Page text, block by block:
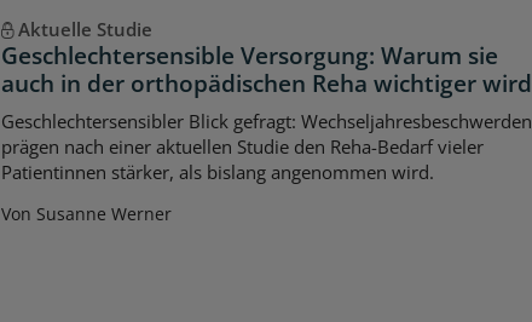
Aktuelle Studie
Geschlechtersensible Versorgung: Warum sie
auch in der orthopädischen Reha wichtiger wird
Geschlechtersensibler Blick gefragt: Wechseljahresbeschwerden
prägen nach einer aktuellen Studie den Reha-Bedarf vieler
Patientinnen stärker, als bislang angenommen wird.
Von Susanne Werner